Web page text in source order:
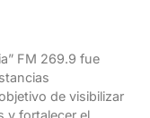
FM 269.9 fue
de visibilizar
y fortalecer el